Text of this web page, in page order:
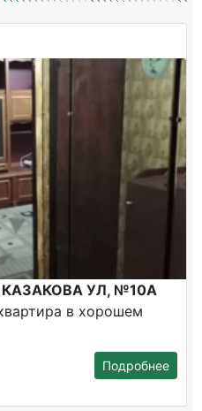
УЛ, №10А
в хорошем
Подробнее